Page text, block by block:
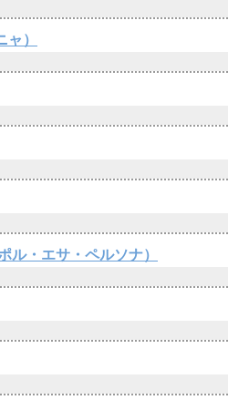
）
・エサ・ペルソナ）